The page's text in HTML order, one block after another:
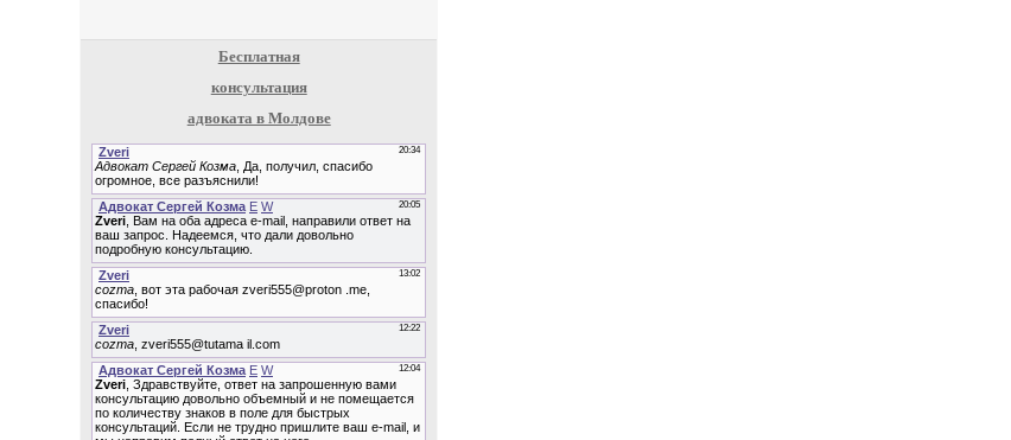
Бесплатная
консультация
адвоката в Молдове